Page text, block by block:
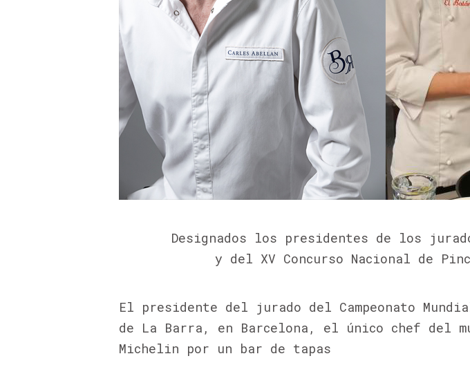
Designados los presidentes de los
y del XV Concurso Nacional de
El presidente del jurado del Campeonato
de La Barra, en Barcelona, el único chef del
Michelin por un bar de tapas